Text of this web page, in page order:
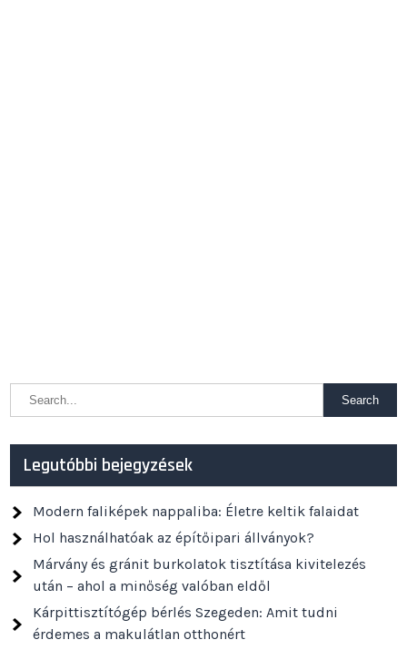
Legutóbbi bejegyzések
Modern faliképek nappaliba: Életre keltik falaidat
Hol használhatóak az építőipari állványok?
Márvány és gránit burkolatok tisztítása kivitelezés
után – ahol a minőség valóban eldől
Kárpittisztítógép bérlés Szegeden: Amit tudni
érdemes a makulátlan otthonért